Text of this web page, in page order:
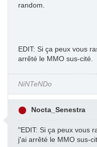
random.
EDIT: Si ça peux vous
arrêté le MMO sus-cité.
NiNTeNDo
Nocta_Senestra
"EDIT: Si ça peux vous
j'ai arrêté le MMO sus-